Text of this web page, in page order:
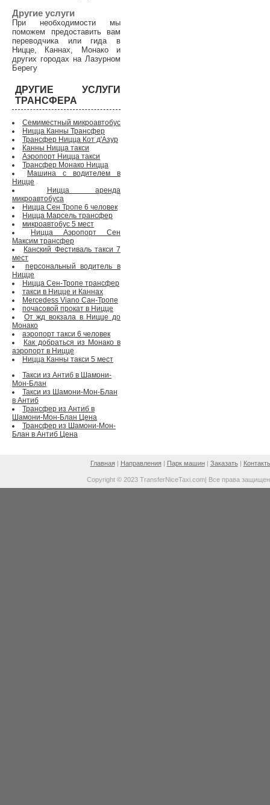
Другие услуги
При необходимости мы
поможем предоставить вам
переводчика или гида в
Ницце, Каннах, Монако и
других городах на Лазурном
Берегу
ДРУГИЕ УСЛУГИ
ТРАНСФЕРА
Семиместный микроавтобус
Ницца Канны Трансфер
Трансфер Ницца Кот д'Азур
Канны Ницца такси
Аэропорт Ницца такси
Трансфер Монако Ницца
Машина с водителем в
Ницце
Ницца аренда
микроавтобуса
Ницца Сен Тропе 6 человек
Ницца Марсель трансфер
микроавтобус 5 мест
Ницца Аэропорт Сен
Максим трансфер
Канский Фестиваль такси 7
мест
персональный водитель в
Ницце
Ницца Сен-Тропе трансфер
такси в Ницце и Каннах
Mercedess Viano Сан-Тропе
почасовой прокат в Ницце
От жд вокзала в Ницце до
Монако
аэропорт такси 6 человек
Как добраться из Монако в
аэропорт в Ницце
Ницца Канны такси 5 мест
Такси из Антиб в Шамони-
Мон-Блан
Такси из Шамони-Мон-Блан
в Антиб
Трансфер из Антиб в
Шамони-Мон-Блан Цена
Трансфер из Шамони-Мон-
Блан в Антиб Цена
Главная| Направления| Парк машин| Заказать|
Copyright © 2023 TransferNiceTaxi.com| Все права